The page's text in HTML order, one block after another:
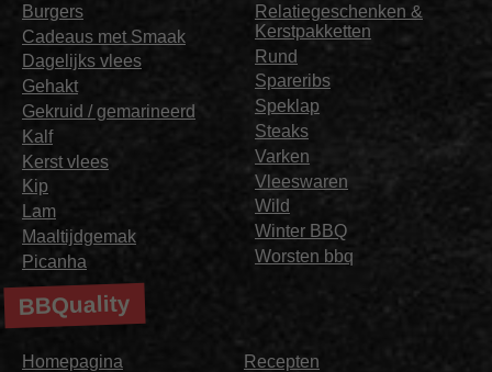
Burgers
Cadeaus met Smaak
Dagelijks vlees
Gehakt
Gekruid / gemarineerd
Kalf
Kerst vlees
Kip
Lam
Maaltijdgemak
Picanha
Relatiegeschenken &
Kerstpakketten
Rund
Spareribs
Speklap
Steaks
Varken
Vleeswaren
Wild
Winter BBQ
Worsten bbq
BBQuality
Homepagina
Recepten